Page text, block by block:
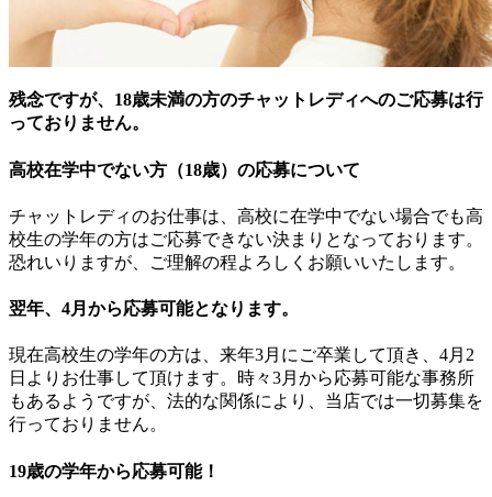
残念ですが、18歳未満の方のチャットレディへのご応募は行
っておりません。
高校在学中でない方（18歳）の応募について
チャットレディのお仕事は、高校に在学中でない場合でも高
校生の学年の方はご応募できない決まりとなっております。
恐れいりますが、ご理解の程よろしくお願いいたします。
翌年、4月から応募可能となります。
現在高校生の学年の方は、来年3月にご卒業して頂き、4月2
日よりお仕事して頂けます。時々3月から応募可能な事務所
もあるようですが、法的な関係により、当店では一切募集を
行っておりません。
19歳の学年から応募可能！